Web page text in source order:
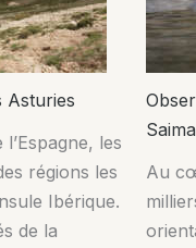
Asturies
les
régions les
Ibérique.
de la
Au